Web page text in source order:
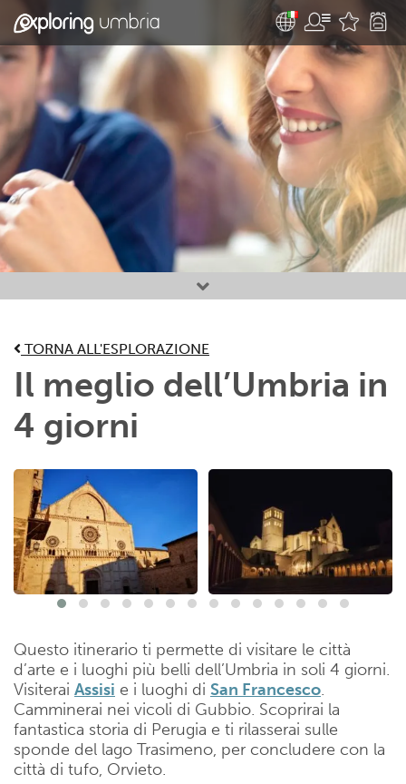
Attività preferite
TORNA ALL'ESPLORAZIONE
Il meglio dell’Umbria in
4 giorni
Questo itinerario ti permette di visitare le città
d’arte e i luoghi più belli dell’Umbria in soli 4 giorni.
Visiterai Assisi e i luoghi di San Francesco.
Camminerai nei vicoli di Gubbio. Scoprirai la
fantastica storia di Perugia e ti rilasserai sulle
sponde del lago Trasimeno, per concludere con la
città di tufo, Orvieto.